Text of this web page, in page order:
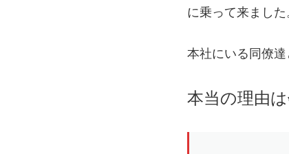
に乗って来ました
本社にいる同僚達
本当の理由は